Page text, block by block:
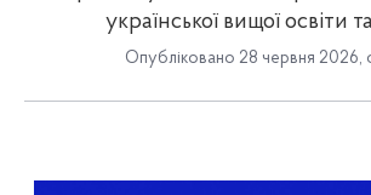
української вищої освіти
Опубліковано 28 червня 2026,